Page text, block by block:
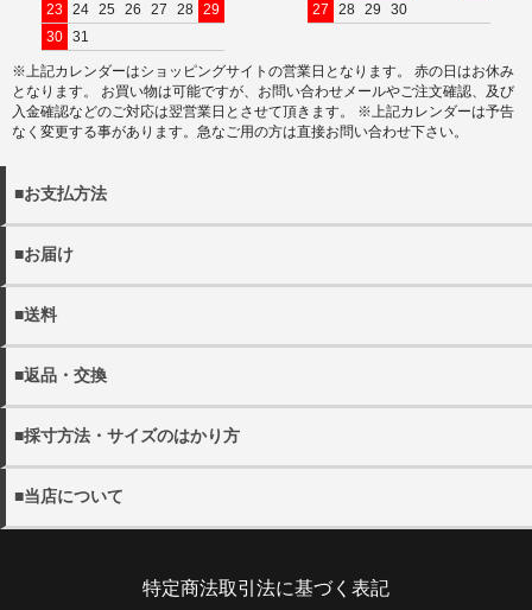
23 24 25 26 27 28 29
30 31
27
28 29 30
※上記カレンダーはショッピングサイトの営業日となります。 赤の日はお休み
となります。 お買い物は可能ですが、お問い合わせメールやご注文確認、及び
入金確認などのご対応は翌営業日とさせて頂きます。 ※上記カレンダーは予告
なく変更する事があります。急なご用の方は直接お問い合わせ下さい。
■お支払方法
・クレジットカード決済
・代金引換（別途手数料440円）
■お届け
※宅配便でお届け先が沖縄・離島の場合日本郵政となる場合
がございます。
・配送日の指定をご希望の場合にはご注文の際にご希望日を
ご指定がない場合には、最短のお日にちで発送いたします。
・配送希望時間帯は、以下よりお選びください。
【午前中 12-14時 14-16時 16-18時 18-20時 19-21
時】
※メール便(ゆうパケット)はポスト投函となるたの日時指定
■送料
・各都道府県別送料につきましては下記リンクよりご確認く
ださい。
・メール便は全国一律300円となります。
■返品・交換
(shop@rep-hat.com)またはお電話（042-723-7854）までご
連絡ください。
※当店休業日は、
・お客様のご都合による返品の場合
■採寸方法・サイズのはかり方
い。
■当店について
特定商法取引法に基づく表記